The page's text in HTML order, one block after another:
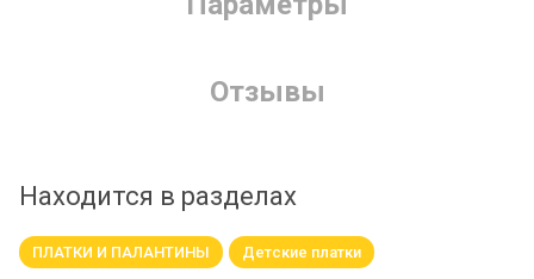
Отзывы
Находится в разделах
ПЛАТКИ И ПАЛАНТИНЫ Детские платки